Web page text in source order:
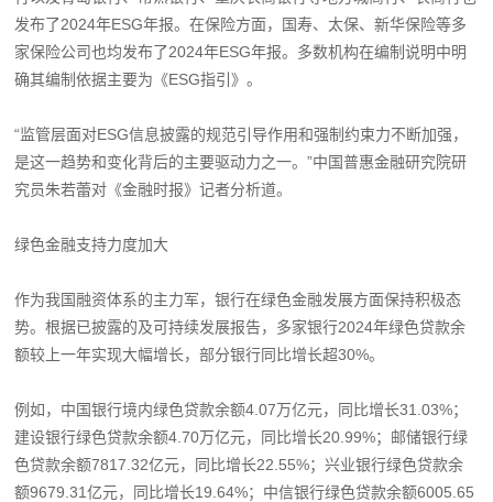
发布了2024年ESG年报。在保险方面，国寿、太保、新华保险等多
家保险公司也均发布了2024年ESG年报。多数机构在编制说明中明
确其编制依据主要为《ESG指引》。
“监管层面对ESG信息披露的规范引导作用和强制约束力不断加强，
是这一趋势和变化背后的主要驱动力之一。”中国普惠金融研究院研
究员朱若蕾对《金融时报》记者分析道。
绿色金融支持力度加大
作为我国融资体系的主力军，银行在绿色金融发展方面保持积极态
势。根据已披露的及可持续发展报告，多家银行2024年绿色贷款余
额较上一年实现大幅增长，部分银行同比增长超30%。
例如，中国银行境内绿色贷款余额4.07万亿元，同比增长31.03%；
建设银行绿色贷款余额4.70万亿元，同比增长20.99%；邮储银行绿
色贷款余额7817.32亿元，同比增长22.55%；兴业银行绿色贷款余
额9679.31亿元，同比增长19.64%；中信银行绿色贷款余额6005.65